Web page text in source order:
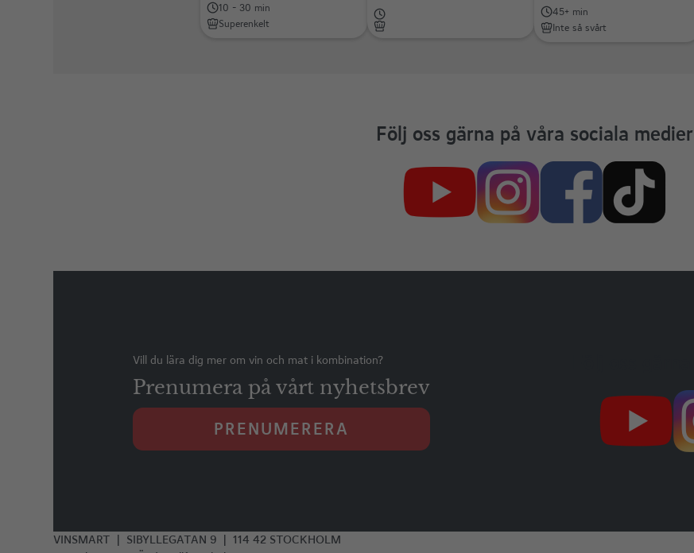
10 - 30 min
Superenkelt
45+ min
Inte så svårt
Följ oss gärna på våra sociala medier
Vill du lära dig mer om vin och mat i kombination?
Prenumera på vårt nyhetsbrev
PRENUMERERA
VINSMART | SIBYLLEGATAN 9 | 114 42 STOCKHOLM